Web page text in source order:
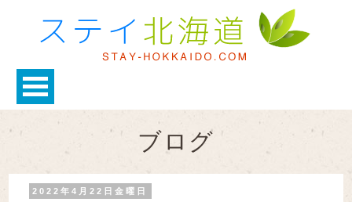
ブログ
2022年4月22日金曜日